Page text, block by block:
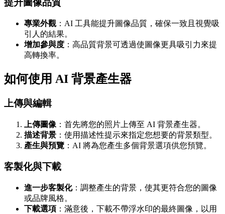
提升圖像品質
專業外觀：AI 工具能提升圖像品質，確保一致且視覺吸
引人的結果。
增加參與度 ：高品質背景可透過使圖像更具吸引力來提
高轉換率。
如何使用 AI 背景產生器
上傳與編輯
上傳圖像 ：首先將您的照片上傳至 AI 背景產生器。
描述背景 ：使用描述性提示來指定您想要的背景類型。
產生與預覽 ：AI 將為您產生多個背景選項供您預覽。
客製化與下載
進一步客製化：調整產生的背景，使其更符合您的圖像
或品牌風格。
下載選項 ：滿意後，下載不帶浮水印的最終圖像，以用